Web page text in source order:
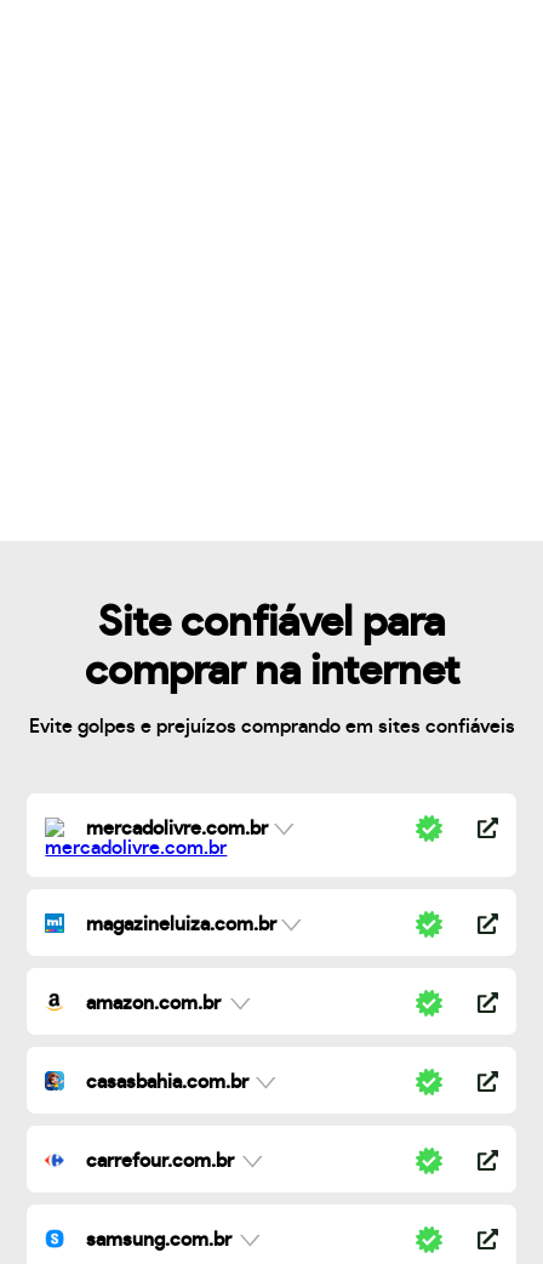
Site confiável para
comprar na internet
Evite golpes e prejuízos comprando em sites confiáveis
mercadolivre.com.br
magazineluiza.com.br
amazon.com.br
casasbahia.com.br
carrefour.com.br
samsung.com.br